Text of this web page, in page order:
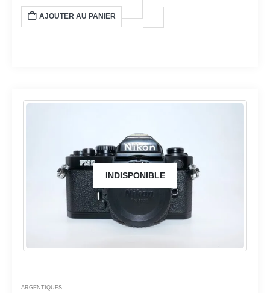
AJOUTER AU PANIER
INDISPONIBLE
ARGENTIQUES